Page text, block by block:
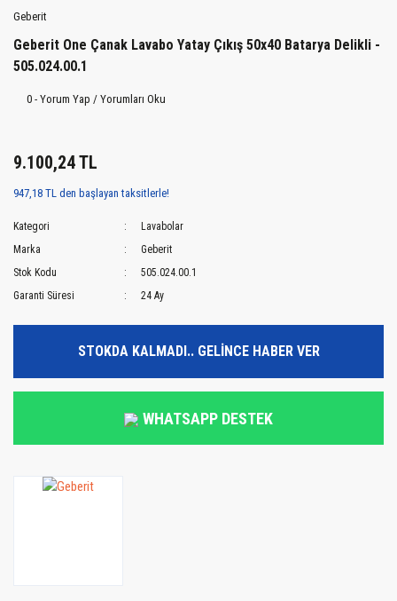
Geberit
Geberit One Çanak Lavabo Yatay Çıkış 50x40 Batarya Delikli -
505.024.00.1
0 - Yorum Yap / Yorumları Oku
9.100,24 TL
947,18 TL den başlayan taksitlerle!
Kategori
Lavabolar
Marka
Geberit
Stok Kodu
505.024.00.1
Garanti Süresi
24 Ay
STOKDA KALMADI.. GELİNCE HABER VER
WHATSAPP DESTEK